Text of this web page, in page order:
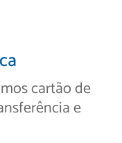
cartão de
e